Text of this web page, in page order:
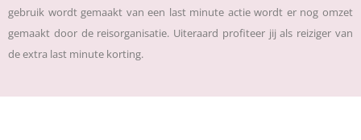
gebruik wordt gemaakt van een last minute actie wordt er nog omzet
gemaakt door de reisorganisatie. Uiteraard profiteer jij als reiziger van
de extra last minute korting.